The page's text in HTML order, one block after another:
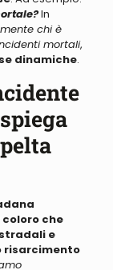
In
chi è
mortali,
dinamiche.
che
e
risarcimento